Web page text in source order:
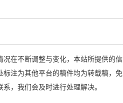
况在不断调整与变化，本站所提供的
标注为其他平台的稿件均为转载稿
，我们会及时进行处理解决。